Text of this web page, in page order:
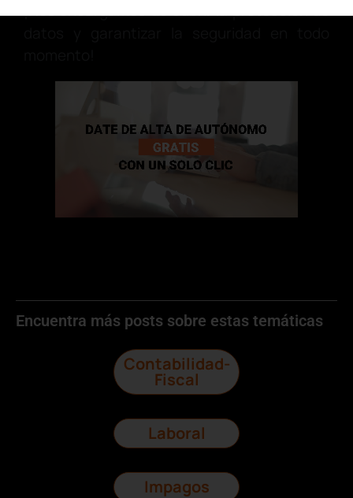
¡Nos encargamos de cubrir la protección de
Encuentra más posts sobre estas temáticas
Contabilidad-
Fiscal
Laboral
Impagos